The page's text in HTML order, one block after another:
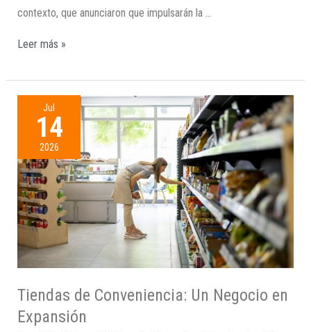
contexto, que anunciaron que impulsarán la …
Leer más »
Jul
14
2026
Tiendas de Conveniencia: Un Negocio en
Expansión